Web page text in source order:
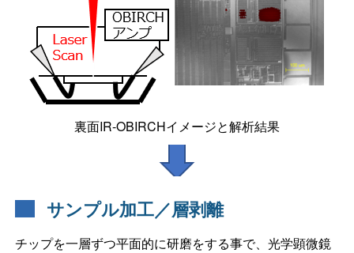
裏面IR-OBIRCHイメージと解析結果
サンプル加工／層剥離
チップを一層ずつ平面的に研磨をする事で、光学顕微鏡